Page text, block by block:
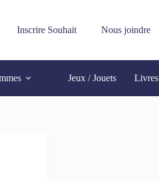
Inscrire Souhait Nous joindre
Jeux / Jouets Livres